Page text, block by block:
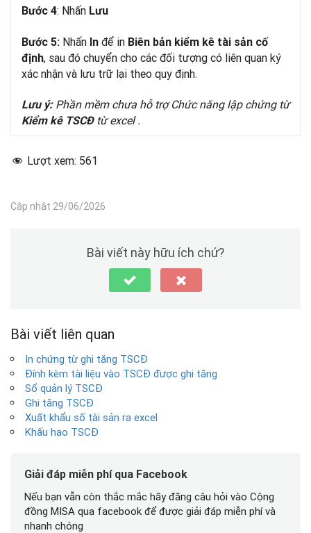
Bước 4: Nhấn Lưu
Bước 5: Nhấn In để in Biên bản kiểm kê tài sản cố
định, sau đó chuyển cho các đối tượng có liên quan ký
xác nhận và lưu trữ lại theo quy định.
Lưu ý:Phần mềm chưa hỗ trợ Chức năng lập chứng từ
Kiểm kê TSCĐtừ excel .
Lượt xem: 561
Cập nhật 29/06/2026
Bài viết này hữu ích chứ?
Bài viết liên quan
In chứng từ ghi tăng TSCĐ
Đính kèm tài liệu vào TSCĐ được ghi tăng
Sổ quản lý TSCĐ
Ghi tăng TSCĐ
Xuất khẩu số tài sản ra excel
Khấu hao TSCĐ
Giải đáp miễn phí qua Facebook
Nếu bạn vẫn còn thắc mắc hãy đăng câu hỏi vào Cộng
đồng MISA qua facebook để được giải đáp miễn phí và
nhanh chóng